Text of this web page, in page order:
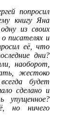
попросил
книгу Яна
из своих
писателях и
её, что
дни?
наоборот,
жестоко
будет
сделано и
упущенное?
но ничего